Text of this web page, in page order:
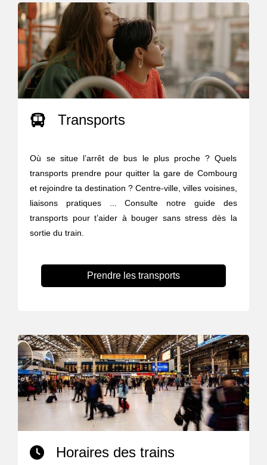
Transports
Où se situe l’arrêt de bus le plus proche ? Quels
transports prendre pour quitter la gare de Combourg
et rejoindre ta destination ? Centre-ville, villes voisines,
liaisons pratiques ... Consulte notre guide des
transports pour t’aider à bouger sans stress dès la
sortie du train.
Prendre les transports
Horaires des trains